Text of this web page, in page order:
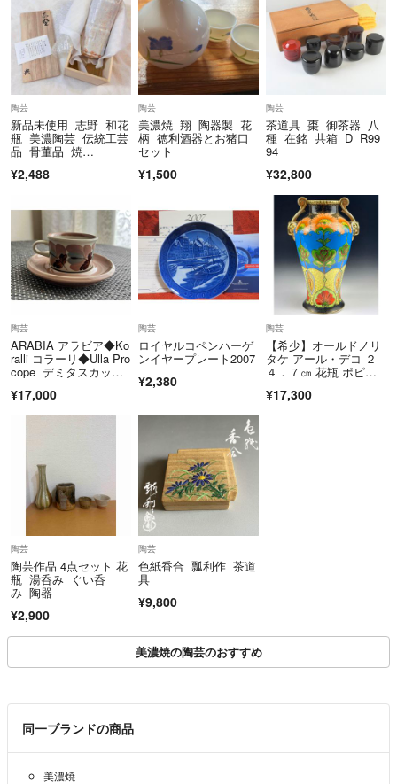
陶芸
新品未使用 志野 和花
瓶 美濃陶芸 伝統工芸
品 骨董品 焼
¥2,488
陶芸
美濃焼 翔 陶器製 花
柄 徳利酒器とお猪口
セット
¥1,500
陶芸
茶道具 棗 御茶器 八
種 在銘 共箱 D R99
94
¥32,800
陶芸
ARABIA アラビア◆Ko
ralli コラーリ◆Ulla Pro
cope デミタスカップ
¥17,000
陶芸
ロイヤルコペンハーゲ
ンイヤープレート2007
¥2,380
陶芸
【希少】オールドノリ
タケ アール・デコ ２
４．７㎝ 花瓶 ポピー
¥17,300
陶芸
陶芸作品 4点セット 花
瓶 湯呑み ぐい呑
み 陶器
¥2,900
陶芸
色紙香合 瓢利作 茶道
具
¥9,800
美濃焼の陶芸のおすすめ
同一ブランドの商品
美濃焼